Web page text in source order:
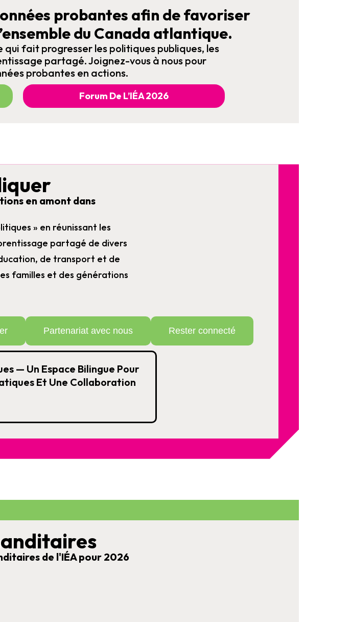
probantes afin de favoriser
du Canada atlantique.
fait progresser les politiques publiques, les
partagé. Joignez-vous à nous pour
probantes en actions.
Forum De L’IÉA 2026
en amont dans
» en réunissant les
partagé de divers
de transport et de
familles et des générations
Partenariat avec nous Rester connecté
— Un Espace Bilingue Pour
Et Une Collaboration
de l'IÉA pour 2026